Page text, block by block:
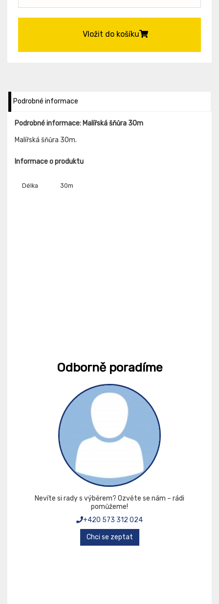
Vložit do košíku
Podrobné informace
Podrobné informace: Malířská šňůra 30m
Malířská šňůra 30m.
Informace o produktu
Délka 30m
Odborně poradíme
Nevíte si rady s výběrem? Ozvěte se nám – rádi
pomůžeme!
+420 573 312 024
Chci se zeptat